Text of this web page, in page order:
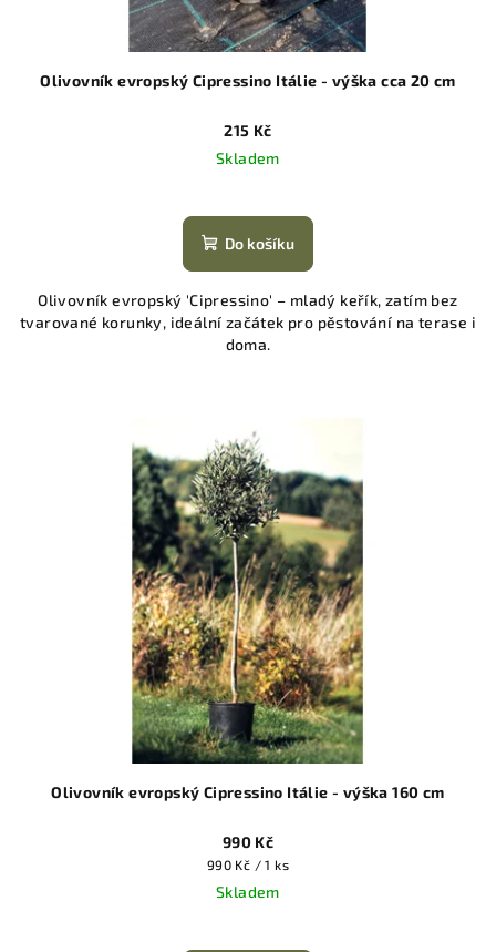
Olivovník evropský Cipressino Itálie - výška cca 20 cm
215 Kč
Skladem
Do košíku
Olivovník evropský 'Cipressino' – mladý keřík, zatím bez
tvarované korunky, ideální začátek pro pěstování na terase i
doma.
Olivovník evropský Cipressino Itálie - výška 160 cm
990 Kč
Měrná
cena:
990 Kč / 1 ks
Skladem